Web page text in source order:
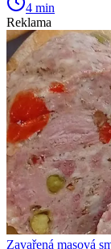
4 min
Reklama
Zavařená masová